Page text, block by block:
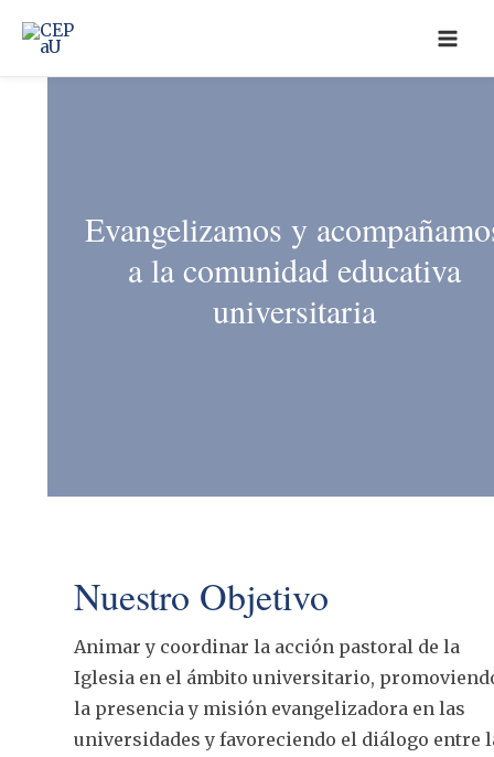
Evangelizamos y
a la comunidad educativa
universitaria
Nuestro Objetivo
Animar y coordinar la acción pastoral de la
Iglesia en el ámbito universitario,
la presencia y misión evangelizadora en las
universidades y favoreciendo el diálogo entre